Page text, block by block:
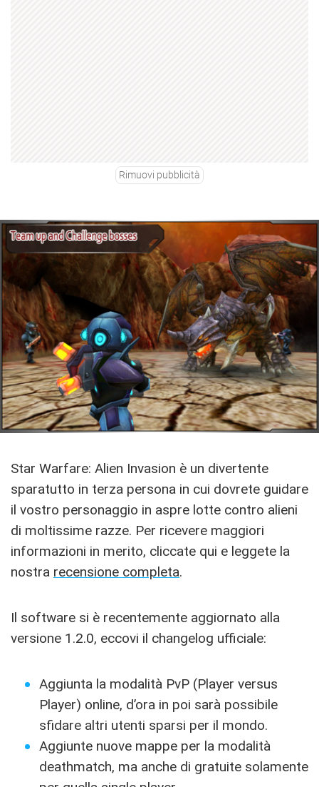
Rimuovi pubblicità
Star Warfare: Alien Invasion è un divertente
sparatutto in terza persona in cui dovrete guidare
il vostro personaggio in aspre lotte contro alieni
di moltissime razze. Per ricevere maggiori
informazioni in merito, cliccate qui e leggete la
nostra recensione completa.
Il software si è recentemente aggiornato alla
versione 1.2.0, eccovi il changelog ufficiale:
Aggiunta la modalità PvP (Player versus
Player) online, d’ora in poi sarà possibile
sfidare altri utenti sparsi per il mondo.
Aggiunte nuove mappe per la modalità
deathmatch, ma anche di gratuite solamente